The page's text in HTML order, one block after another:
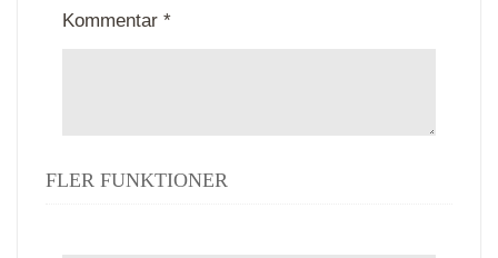
Kommentar *
FLER FUNKTIONER